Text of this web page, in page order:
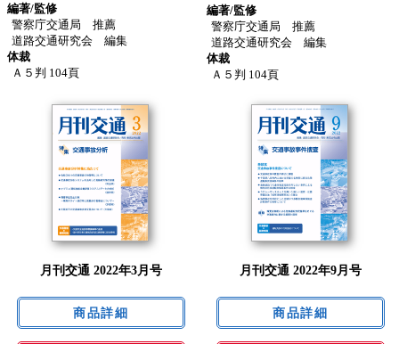
編著/監修
警察庁交通局 推薦
道路交通研究会 編集
体裁
Ａ５判 104頁
編著/監修
警察庁交通局 推薦
道路交通研究会 編集
体裁
Ａ５判 104頁
月刊交通 2022年3月号 月刊交通 2022年9月号